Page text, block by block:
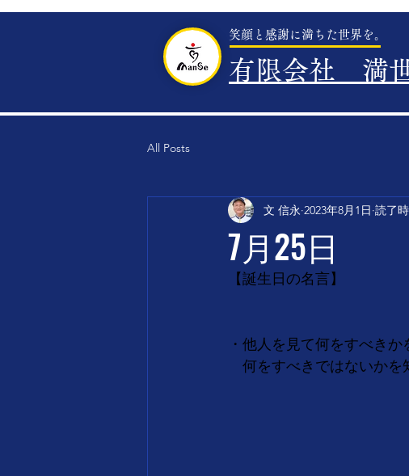
笑顔と感謝に満ちた世界を。
有限会社 満
All Posts
7月25日
文 信永 2023年8月1日 読了
【誕生
・他人を見て何をすべきか
何をすべきではないかを
エリック・ホ
アメ